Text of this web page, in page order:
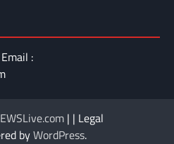
:
| | Legal
byWordPress.